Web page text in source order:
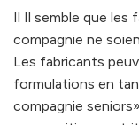
Il Il semble que les
compagnie ne
Les fabricants
formulations en
compagnie